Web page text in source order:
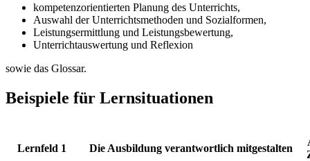
kompetenzorientierten Planung des Unterrichts,
Auswahl der Unterrichtsmethoden und Sozialformen,
Leistungsermittlung und Leistungsbewertung,
Unterrichtauswertung und Reflexion
sowie das Glossar.
Beispiele für Lernsituationen
Lernfeld 1 Die Ausbildung verantwortlich mitgestalten